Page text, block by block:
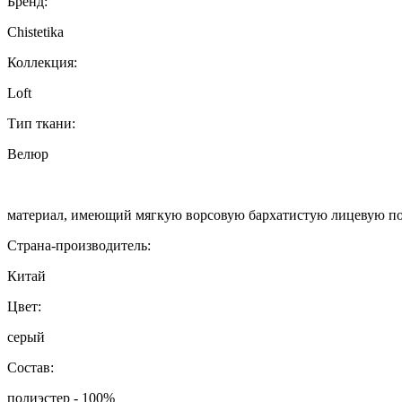
Chistetika
Коллекция:
Loft
Тип ткани:
Велюр
материал, имеющий мягкую ворсовую бархатистую лицевую
Страна-производитель:
Китай
Цвет:
серый
Состав:
полиэстер - 100%